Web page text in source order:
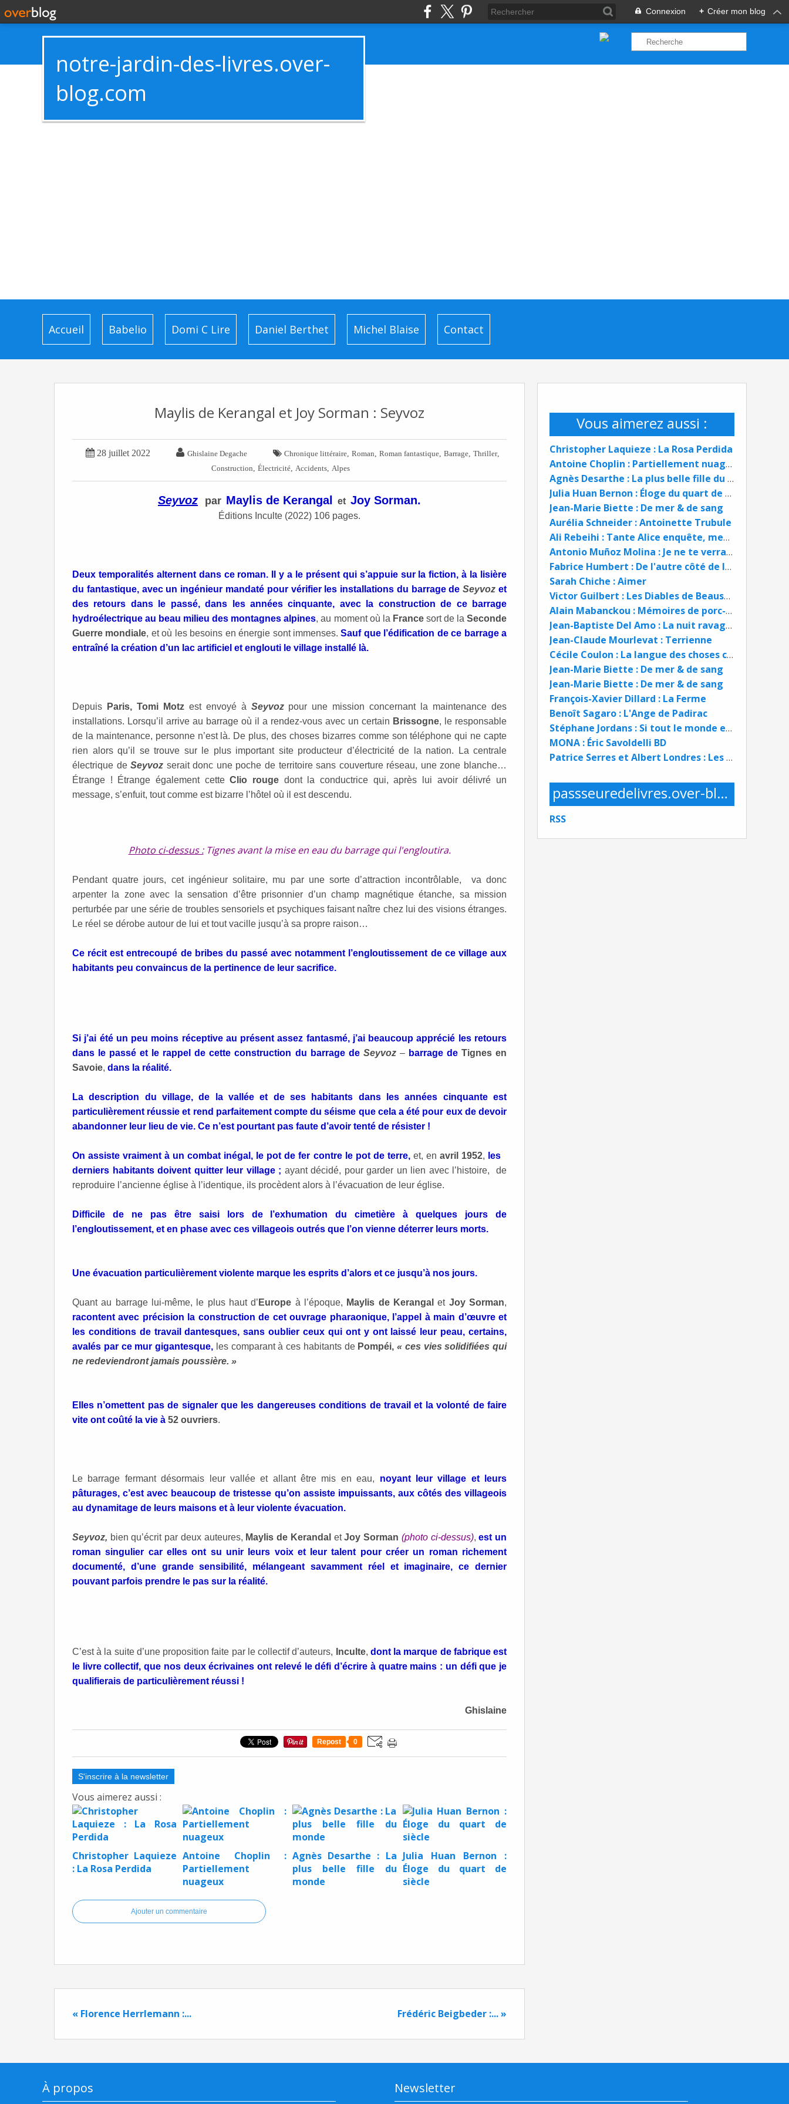
Connexion + Créer mon blog
notre-jardin-des-livres.over-
blog.com
Accueil Babelio Domi C Lire Daniel Berthet Michel Blaise Contact
Vous aimerez aussi :
Christopher Laquieze : La Rosa Perdida
Antoine Choplin : Partiellement nuageux
Agnès Desarthe : La plus belle fille du monde
Julia Huan Bernon : Éloge du quart de siècle
Jean-Marie Biette : De mer & de sang
Aurélia Schneider : Antoinette Trubule
Ali Rebeihi : Tante Alice enquête, meurtres en chaîne
Antonio Muñoz Molina : Je ne te verrai pas mourir
Fabrice Humbert : De l'autre côté de la vie
Sarah Chiche : Aimer
Victor Guilbert : Les Diables de Beausanges
Alain Mabanckou : Mémoires de porc-épic
Jean-Baptiste Del Amo : La nuit ravagée
Jean-Claude Mourlevat : Terrienne
Cécile Coulon : La langue des choses cachées
Jean-Marie Biette : De mer & de sang
Jean-Marie Biette : De mer & de sang
François-Xavier Dillard : La Ferme
Benoît Sagaro : L'Ange de Padirac
Stéphane Jordans : Si tout le monde est coupable, alors personne ne l'est
MONA : Éric Savoldelli BD
Patrice Serres et Albert Londres : Les Forçats de la route
passseuredelivres.over-blog.com
RSS
Maylis de Kerangal et Joy Sorman : Seyvoz
 28 juillet 2022  Ghislaine Degache  Chronique littéraire, Roman Roman fantastique, Barrage, Thriller,
Construction Électricité Accidents Alpes
Seyvoz par Maylis de Kerangal et Joy Sorman.
Éditions Inculte (2022) 106 pages.
Deux temporalités alternent dans ce roman. Il y a le présent qui s’appuie sur la fiction, à la lisière
du fantastique, avec un ingénieur mandaté pour vérifier les installations du barrage de Seyvoz et
des retours dans le passé, dans les années cinquante, avec la construction de ce barrage
hydroélectrique au beau milieu des montagnes alpines, au moment où la Francesort de laSeconde
Guerre mondiale, et où les besoins en énergie sont immenses. Sauf que l’édification de ce barrage a
entraîné la création d’un lac artificiel et englouti le village installé là.
Depuis Paris, Tomi Motzest envoyé à Seyvozpour une mission concernant la maintenance des
installations. Lorsqu’il arrive au barrage où il a rendez-vous avec un certain Brissogne, le responsable
de la maintenance, personne n’est là. De plus, des choses bizarres comme son téléphone qui ne capte
rien alors qu’il se trouve sur le plus important site producteur d’électricité de la nation. La centrale
électrique deSeyvoz serait donc une poche de territoire sans couverture réseau, une zone blanche…
Étrange ! Étrange également cetteClio rouge dont la conductrice qui, après lui avoir délivré un
message, s’enfuit, tout comme est bizarre l’hôtel où il est descendu.
Photo ci-dessus :Tignes avant la mise en eau du barrage qui l'engloutira.
Pendant quatre jours, cet ingénieur solitaire, mu par une sorte d’attraction incontrôlable, va donc
arpenter la zone avec la sensation d’être prisonnier d’un champ magnétique étanche, sa mission
perturbée par une série de troubles sensoriels et psychiques faisant naître chez lui des visions étranges.
Le réel se dérobe autour de lui et tout vacille jusqu’à sa propre raison…
Ce récit est entrecoupé de bribes du passé avec notamment l’engloutissement de ce village aux
habitants peu convaincus de la pertinence de leur sacrifice.
Si j’ai été un peu moins réceptive au présent assez fantasmé, j’ai beaucoup apprécié les retours
dans le passé et le rappel de cette construction du barrage de Seyvoz–barrage de Tignes en
Savoie, dans la réalité.
La description du village, de la vallée et de ses habitants dans les années cinquante est
particulièrement réussie et rend parfaitement compte du séisme que cela a été pour eux de devoir
abandonner leur lieu de vie. Ce n’est pourtant pas faute d’avoir tenté de résister !
On assiste vraiment à un combat inégal, le pot de fer contre le pot de terre,et, en avril 1952, les
derniers habitants doivent quitter leur village ; ayant décidé, pour garder un lien avec l’histoire, de
reproduire l’ancienne église à l’identique, ils procèdent alors à l’évacuation de leur église.
Difficile de ne pas être saisi lors de l’exhumation du cimetière à quelques jours de
l’engloutissement, et en phase avec ces villageois outrés que l’on vienne déterrer leurs morts.
Une évacuation particulièrement violente marque les esprits d’alors et ce jusqu’à nos jours.
Quant au barrage lui-même, le plus haut d’ Europe à l’époque, Maylis de Kerangal et Joy Sorman,
racontent avec précision la construction de cet ouvrage pharaonique, l’appel à main d’œuvre et
les conditions de travail dantesques, sans oublier ceux qui ont y ont laissé leur peau, certains,
avalés par ce mur gigantesque, les comparant à ces habitants de Pompéi, « ces vies solidifiées qui
ne redeviendront jamais poussière. »
Elles n’omettent pas de signaler que les dangereuses conditions de travail et la volonté de faire
vite ont coûté la vie à 52 ouvriers.
Le barrage fermant désormais leur vallée et allant être mis en eau, noyant leur village et leurs
pâturages, c’est avec beaucoup de tristesse qu’on assiste impuissants, aux côtés des villageois
au dynamitage de leurs maisons et à leur violente évacuation.
Seyvoz, bien qu’écrit par deux auteures, Maylis de Kerandal etJoy Sorman (photo ci-dessus),est un
roman singulier car elles ont su unir leurs voix et leur talent pour créer un roman richement
documenté, d’une grande sensibilité, mélangeant savamment réel et imaginaire, ce dernier
pouvant parfois prendre le pas sur la réalité.
C’est à la suite d’une proposition faite par le collectif d’auteurs, Inculte, dont la marque de fabrique est
le livre collectif, que nos deux écrivaines ont relevé le défi d’écrire à quatre mains : un défi que je
qualifierais de particulièrement réussi !
Ghislaine
Repost 0
S'inscrire à la newsletter
Vous aimerez aussi :
Christopher Laquieze
: La Rosa Perdida
Antoine Choplin :
Partiellement
nuageux
Agnès Desarthe : La
plus belle fille du
monde
Julia Huan Bernon :
Éloge du quart de
siècle
Ajouter un commentaire
« Florence Herrlemann :... Frédéric Beigbeder :... »
À propos Newsletter